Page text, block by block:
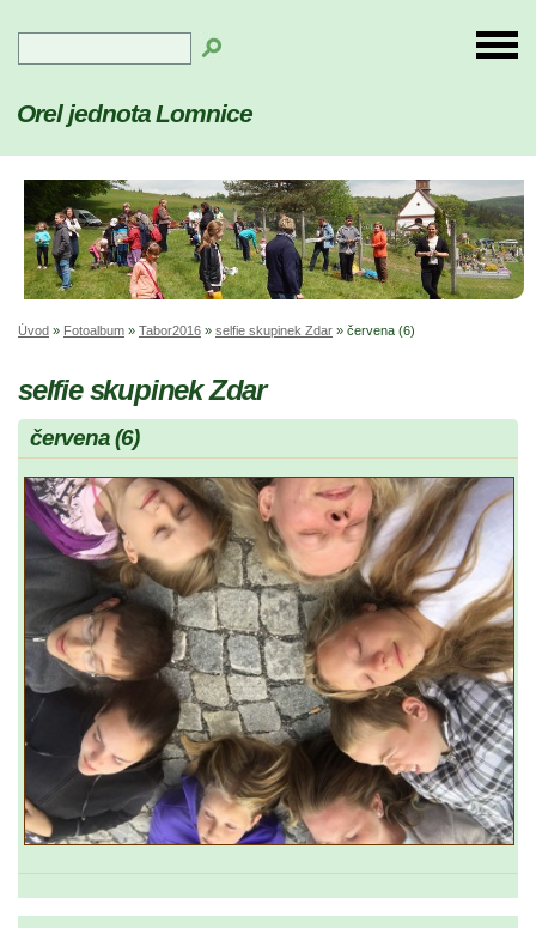
Orel jednota Lomnice
Úvod » Fotoalbum » Tabor2016 » selfie skupinek Zdar » červena (6)
selfie skupinek Zdar
červena (6)